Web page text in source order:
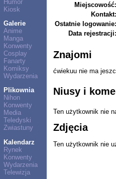
Humor
Kiosk
Galerie
Anime
Manga
Konwenty
Cosplay
Fanarty
Komiksy
Wydarzenia
Plikownia
Nihon
Konwenty
Media
Teledyski
Zwiastuny
Kalendarz
Rynek
Konwenty
Wydarzenia
Telewizja
Miejscowość:
Kontakt:
Ostatnie logowanie:
Data rejestracji:
Znajomi
ćwiekuu nie ma
Niusy i
Ten użytkownik nie
Zdjęcia
Ten użytkownik nie